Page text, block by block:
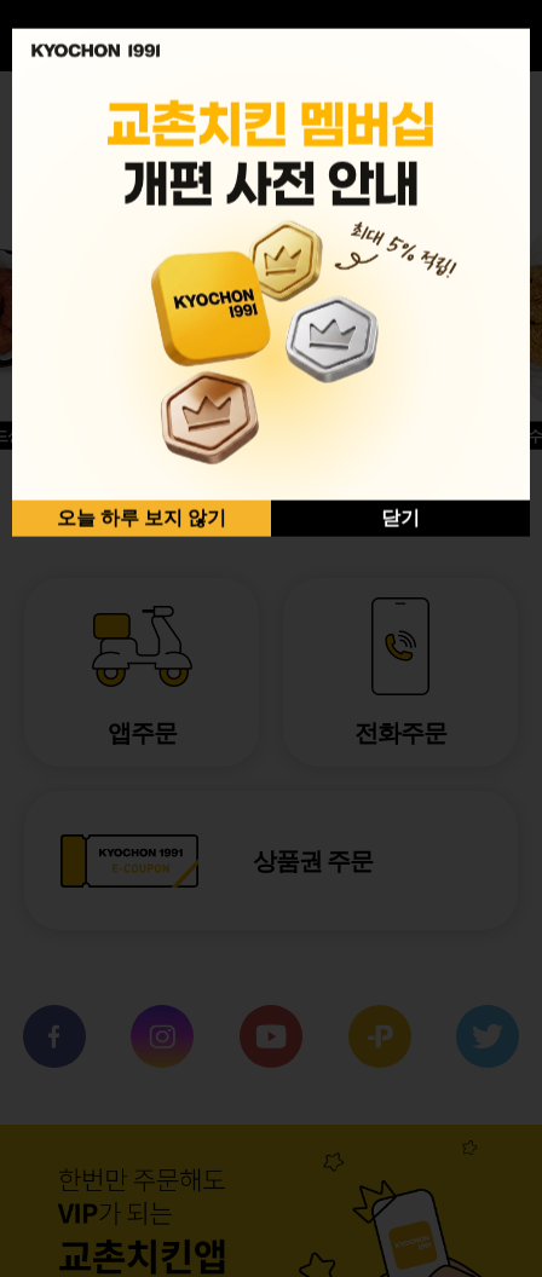
MENU
글윙
반반순살[레드+허니]
허니옥
앱주문 전화주문
상품권 주문
오늘 하루 보지 않기 닫기